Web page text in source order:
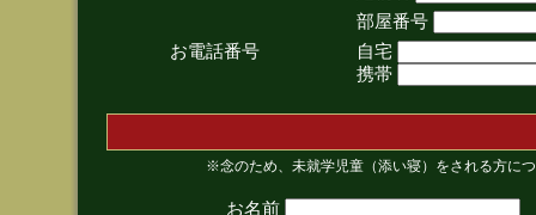
部屋番号
お電話番号
自宅
携帯
※念のため、未就学児童（添い寝）をされる方に
お名前